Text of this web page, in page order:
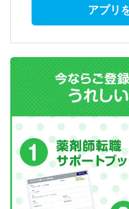
アプリ